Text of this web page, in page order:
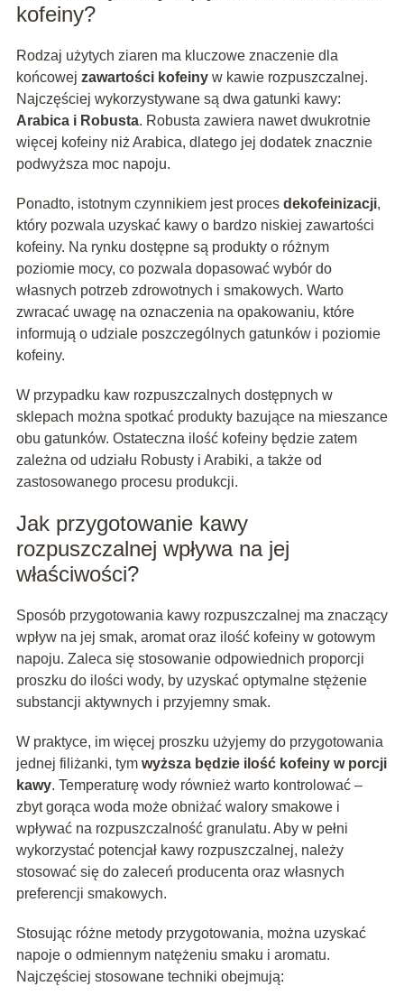
kofeiny?
Rodzaj użytych ziaren ma kluczowe znaczenie dla
końcowej zawartości kofeinyw kawie rozpuszczalnej.
Najczęściej wykorzystywane są dwa gatunki kawy:
Arabica i Robusta. Robusta zawiera nawet dwukrotnie
więcej kofeiny niż Arabica, dlatego jej dodatek znacznie
podwyższa moc napoju.
Ponadto, istotnym czynnikiem jest proces dekofeinizacji,
który pozwala uzyskać kawy o bardzo niskiej zawartości
kofeiny. Na rynku dostępne są produkty o różnym
poziomie mocy, co pozwala dopasować wybór do
własnych potrzeb zdrowotnych i smakowych. Warto
zwracać uwagę na oznaczenia na opakowaniu, które
informują o udziale poszczególnych gatunków i poziomie
kofeiny.
W przypadku kaw rozpuszczalnych dostępnych w
sklepach można spotkać produkty bazujące na mieszance
obu gatunków. Ostateczna ilość kofeiny będzie zatem
zależna od udziału Robusty i Arabiki, a także od
zastosowanego procesu produkcji.
Jak przygotowanie kawy
rozpuszczalnej wpływa na jej
właściwości?
Sposób przygotowania kawy rozpuszczalnej ma znaczący
wpływ na jej smak, aromat oraz ilość kofeiny w gotowym
napoju. Zaleca się stosowanie odpowiednich proporcji
proszku do ilości wody, by uzyskać optymalne stężenie
substancji aktywnych i przyjemny smak.
W praktyce, im więcej proszku użyjemy do przygotowania
jednej filiżanki, tym wyższa będzie ilość kofeiny w porcji
kawy. Temperaturę wody również warto kontrolować –
zbyt gorąca woda może obniżać walory smakowe i
wpływać na rozpuszczalność granulatu. Aby w pełni
wykorzystać potencjał kawy rozpuszczalnej, należy
stosować się do zaleceń producenta oraz własnych
preferencji smakowych.
Stosując różne metody przygotowania, można uzyskać
napoje o odmiennym natężeniu smaku i aromatu.
Najczęściej stosowane techniki obejmują: